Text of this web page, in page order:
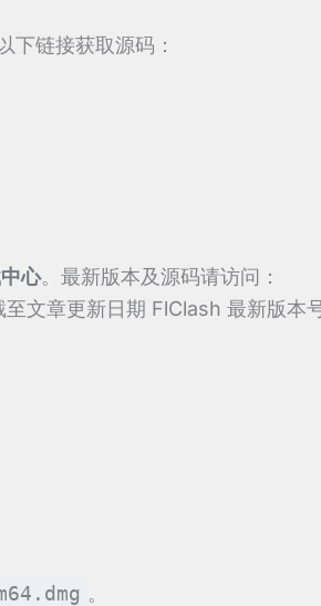
下链接获取源码：
心。最新版本及源码请访问：
至文章更新日期 FlClash 最新版本
。